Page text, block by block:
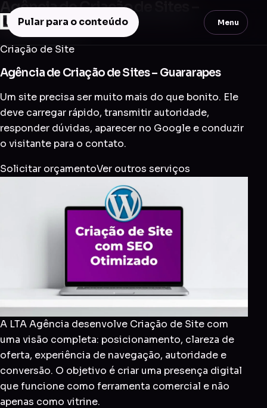
Pular para o conteúdo Menu
Agência de Criação de Sites –
Guararapes
Criação de Site
Agência de Criação de Sites – Guararapes
Um site precisa ser muito mais do que bonito. Ele
deve carregar rápido, transmitir autoridade,
responder dúvidas, aparecer no Google e conduzir
o visitante para o contato.
Solicitar orçamentoVer outros serviços
A LTA Agência desenvolve Criação de Site com
uma visão completa: posicionamento, clareza de
oferta, experiência de navegação, autoridade e
conversão. O objetivo é criar uma presença digital
que funcione como ferramenta comercial e não
apenas como vitrine.